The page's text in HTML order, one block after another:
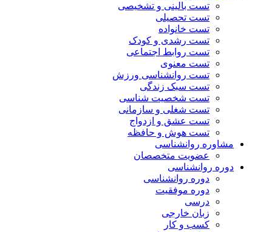
تست بالینی و تشخیصی
تست تحصیلی
تست خانواده
تست رشدی و کودک
تست روابط اجتماعی
تست معنوی
تست روانشناسی ورزش
تست سبک زندگی
تست شخصیت شناسی
تست شغلی و سازمانی
تست عشق و ازدواج
تست هوش و حافظه
مشاوره روانشناسی
عضویت متخصصان
دوره روانشناسی
دوره روانشناسی
دوره موفقیت
درسی
زبان خارجی
کسب و کار